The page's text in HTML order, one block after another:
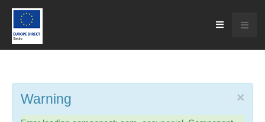
×
Warning